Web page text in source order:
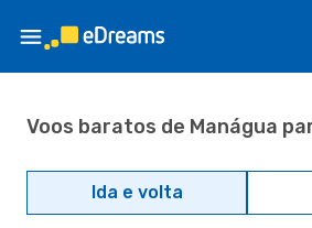
Voos baratos de Manágua
Ida e volta